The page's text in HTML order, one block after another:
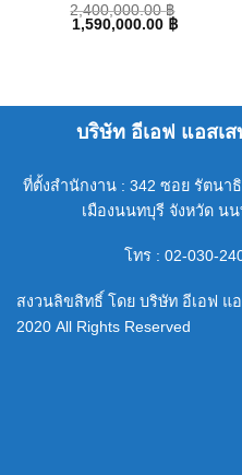
2,400,000.00฿
Original
price
1,590,000.00 ฿Current
บริษัท อีเอฟ แอสเ
ที่ตั้งสำนักงาน : 342 ซอย รัตนา
เมืองนนทบุรี จังหวัด น
โทร : 02-030-
สงวนลิขสิทธิ์ โดย บริษัท อีเอฟ แ
2020 All Rights Reserved